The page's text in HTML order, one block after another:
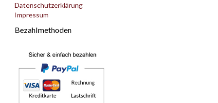
Datenschutzerklärung
Impressum
Bezahlmethoden